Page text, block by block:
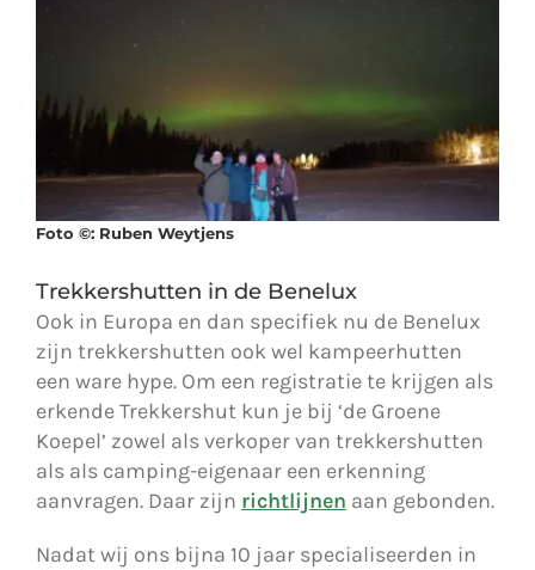
Foto ©: Ruben Weytjens
Trekkershutten in de Benelux
Ook in Europa en dan specifiek nu de Benelux
zijn trekkershutten ook wel kampeerhutten
een ware hype. Om een registratie te krijgen als
erkende Trekkershut kun je bij ‘de Groene
Koepel’ zowel als verkoper van trekkershutten
als als camping-eigenaar een erkenning
aanvragen. Daar zijn richtlijnen aan gebonden.
Nadat wij ons bijna 10 jaar specialiseerden in